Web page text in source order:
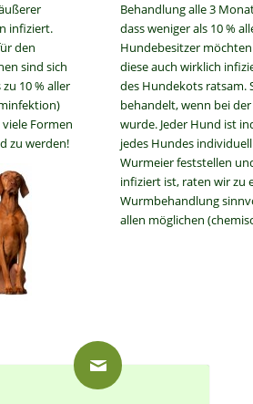
infiziert.
den
sind sich
10 % aller
Formen
zu werden!
Behandlung alle 3
dass weniger als 10 %
Hundebesitzer
diese auch wirklich
des Hundekots ratsam.
behandelt, wenn bei
wurde. Jeder Hund ist
jedes Hundes
Wurmeier feststellen
infiziert ist, raten wir zu
Wurmbehandlung
allen möglichen